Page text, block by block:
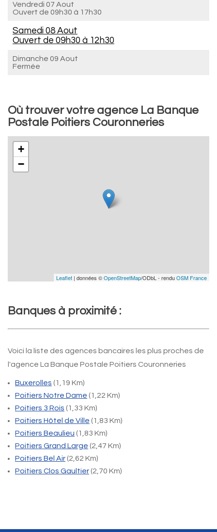
Vendredi 07 Aout
Ouvert de 09h30 à 17h30
Samedi 08 Aout
Ouvert de 09h30 à 12h30
Dimanche 09 Aout
Fermée
Où trouver votre agence La Banque
Postale Poitiers Couronneries
+
−
Leaflet | données ©OpenStreetMap/ODbL - renduOSM France
Banques à proximité :
Voici la liste des agences bancaires les plus proches de
l'agence La Banque Postale Poitiers Couronneries
Buxerolles (1,19 Km)
Poitiers Notre Dame (1,22 Km)
Poitiers 3 Rois (1,33 Km)
Poitiers Hôtel de Ville (1,83 Km)
Poitiers Beaulieu (1,83 Km)
Poitiers Grand Large (2,47 Km)
Poitiers Bel Air(2,62 Km)
Poitiers Clos Gaultier(2,70 Km)